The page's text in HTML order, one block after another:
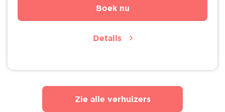
Boek nu
Details
Zie alle verhuizers